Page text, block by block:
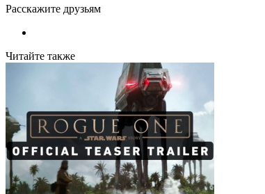
Расскажите друзьям
Читайте также